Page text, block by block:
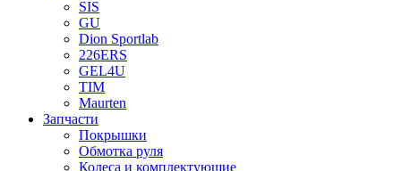
SIS
GU
Dion Sportlab
226ERS
GEL4U
TIM
Maurten
Запчасти
Покрышки
Обмотка руля
Колеса и комплектующие